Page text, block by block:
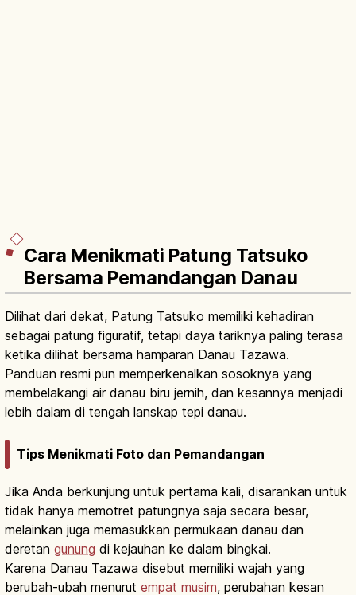
Cara Menikmati Patung Tatsuko
Bersama Pemandangan Danau
Dilihat dari dekat, Patung Tatsuko memiliki kehadiran
sebagai patung figuratif, tetapi daya tariknya paling terasa
ketika dilihat bersama hamparan Danau Tazawa.
Panduan resmi pun memperkenalkan sosoknya yang
membelakangi air danau biru jernih, dan kesannya menjadi
lebih dalam di tengah lanskap tepi danau.
Tips Menikmati Foto dan Pemandangan
Jika Anda berkunjung untuk pertama kali, disarankan untuk
tidak hanya memotret patungnya saja secara besar,
melainkan juga memasukkan permukaan danau dan
deretan gunung di kejauhan ke dalam bingkai.
Karena Danau Tazawa disebut memiliki wajah yang
berubah-ubah menurut empat musim, perubahan kesan